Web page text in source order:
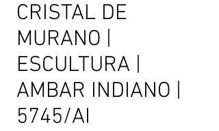
CRISTAL DE
MURANO |
ESCULTURA |
AMBAR INDIANO |
5745/AI